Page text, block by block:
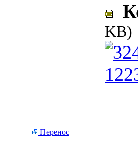
KB)
Перенос